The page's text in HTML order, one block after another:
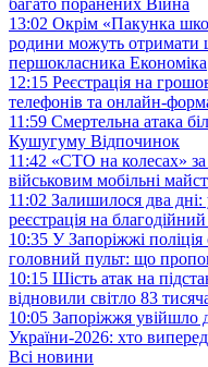
13:02 Окрім «Пакунка
родини можуть отримати
першокласника Економіка
12:15 Реєстрація на
телефонів та онлайн-
11:59 Смертельна атака
Кушугуму Відпочинок
11:42 «СТО на колесах»
військовим мобільні
11:02 Залишилося два дні:
реєстрація на
10:35 У Запоріжжі
головний пульт: що
10:15 Шість атак на
відновили світло 83
10:05 Запоріжжя увійшло
України-2026: хто
Всі новини